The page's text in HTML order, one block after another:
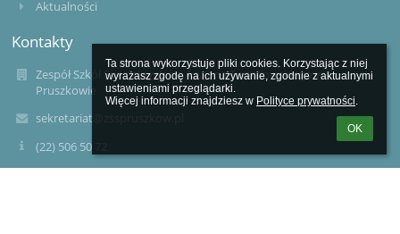
Ta strona wykorzystuje pliki cookies. Korzystając z niej
wyrażasz zgodę na ich używanie, zgodnie z aktualnymi
ustawieniami przeglądarki.
Więcej informacji znajdziesz w Polityce prywatności.
OK
Aktualności
Kontakty
Zespół Szkół Specjalnych im. ks. Jana Twardowskiego w
Pruszkowie
sekretariat@zsspruszkow.pl
(22) 506 50 72